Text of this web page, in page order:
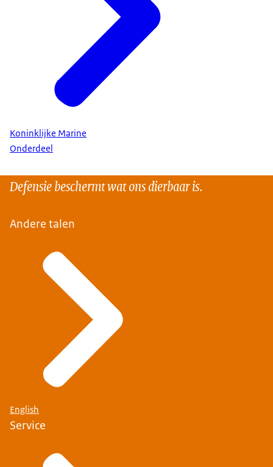
Koninklijke Marine
Onderdeel
Defensie beschermt wat ons dierbaar is.
Andere talen
English
Service